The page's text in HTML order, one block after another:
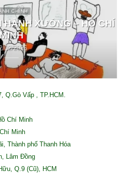
CHÍNH
HÀNH XƯỞNG – HỒ CHÍ
02/2026
Vấp , TP.HCM.
Chí Minh
Minh
Thành phố Thanh Hóa
Lâm Đồng
Q.9 (Cũ), HCM